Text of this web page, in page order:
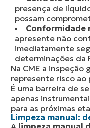
presença de
possam
Conformidade
apresente não
imediatamente
determinações da
Na CME a
represente risco ao
É uma barreira de
apenas
para as próximas
Limpeza manual: